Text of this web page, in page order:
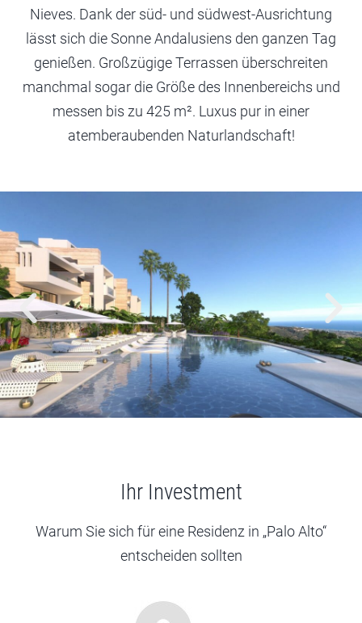
Nieves. Dank der süd- und südwest-Ausrichtung
lässt sich die Sonne Andalusiens den ganzen Tag
genießen. Großzügige Terrassen überschreiten
manchmal sogar die Größe des Innenbereichs und
messen bis zu 425 m². Luxus pur in einer
atemberaubenden Naturlandschaft!
Ihr Investment
Warum Sie sich für eine Residenz in „Palo Alto“
entscheiden sollten